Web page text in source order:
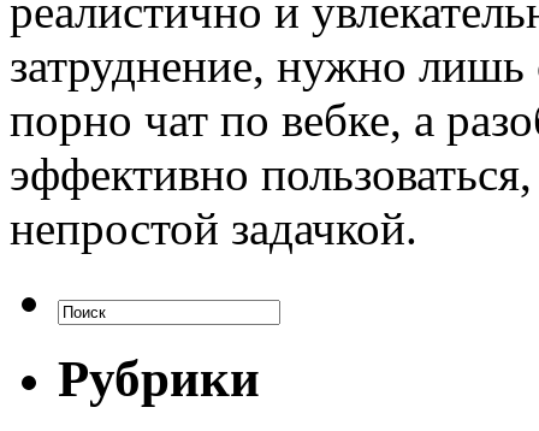
реалистично и
затруднение, нужно
порно чат по вебке, а
эффективно
непростой задачкой.
Рубрики